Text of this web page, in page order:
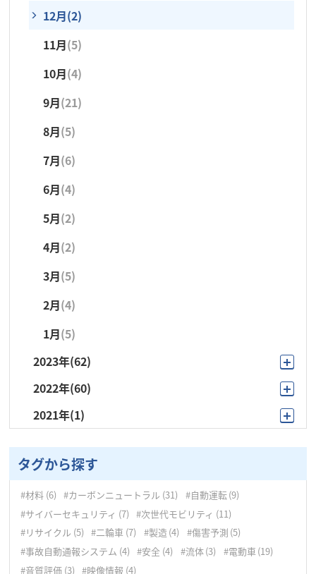
6月(1)
5月(4)
4月(5)
3月(4)
2月(1)
1月(4)
11月(3)
10月(9)
9月(15)
8月(3)
7月(6)
6月(3)
5月(4)
4月(3)
3月(5)
2月(1)
1月(4)
12月(2)
11月(5)
10月(4)
9月(21)
8月(5)
7月(6)
6月(4)
5月(2)
4月(2)
3月(5)
2月(4)
1月(5)
2023年(62)
12月(4)
11月(5)
10月(9)
9月(8)
8月
(5)
7月(2)
6月(4)
2022年(60)
12月(10)
11月(7)
10月(5)
9月 (4)
8月(5)
7月(5)
2021年(1)
9月(1)
タグから探す
#材料 (6) #カーボンニュートラル (31) #自動運転(9)
#サイバーセキュリティ (7) #次世代モビリティ (11)
#リサイクル (5) #二輪車 (7) #製造(4) #傷害予測 (5)
#事故自動通報システム (4) #安全 (4) #流体(3) #電動車(19)
#音質評価 (3) #映像情報 (4)